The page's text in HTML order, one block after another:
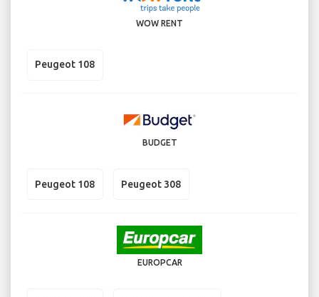
WOW RENT
Peugeot 108
BUDGET
Peugeot 108 Peugeot 308
EUROPCAR